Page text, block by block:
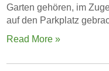
Garten gehören, im
auf den Parkplatz
Read More »